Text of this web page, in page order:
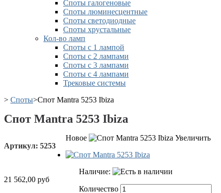
Споты галогеновые
Споты люминесцентные
Споты светодиодные
Споты хрустальные
Кол-во ламп
Споты с 1 лампой
Споты с 2 лампами
Споты с 3 лампами
Споты с 4 лампами
Трековые системы
> Споты>Спот Mantra 5253 Ibiza
Спот Mantra 5253 Ibiza
Артикул: 5253
Новое Увеличить
21 562,00 руб
Наличие:
Количество